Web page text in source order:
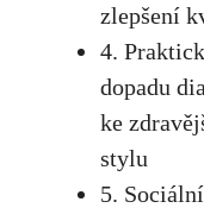
⁤zlepšení
4.
dopadu
ke
stylu
5.‍